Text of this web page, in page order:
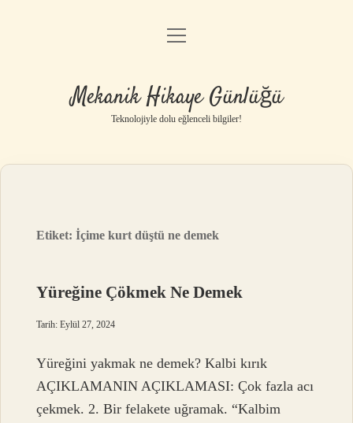
Anasayfa
Yasal Uyarı
menüyü
Mekanik Hikaye Günlüğü
Teknolojiyle dolu eğlenceli bilgiler!
Etiket:İçime kurt düştü ne demek
Yüreğine Çökmek Ne Demek
Tarih: Eylül 27, 2024
Yüreğini yakmak ne demek? Kalbi kırık
AÇIKLAMANIN AÇIKLAMASI: Çok fazla acı
çekmek. 2. Bir felakete uğramak. “Kalbim